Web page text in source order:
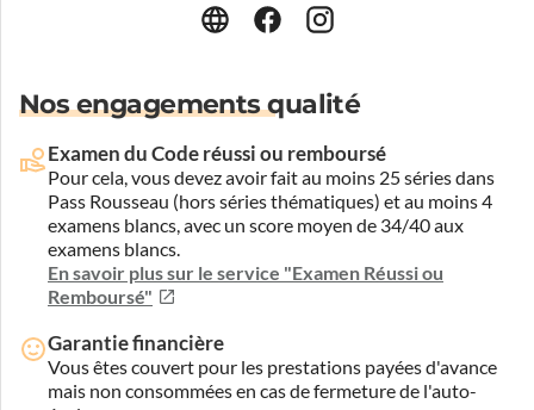
Nos engagements qualité
Examen du Code réussi ou remboursé
Pour cela, vous devez avoir fait au moins 25 séries dans
Pass Rousseau (hors séries thématiques) et au moins 4
examens blancs, avec un score moyen de 34/40 aux
examens blancs.
En savoir plus sur le service "Examen Réussi ou
Remboursé"
Garantie financière
Vous êtes couvert pour les prestations payées d'avance
mais non consommées en cas de fermeture de l'auto-